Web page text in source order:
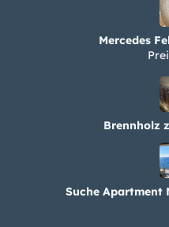
Mercedes
Brennholz
Suche Apartment